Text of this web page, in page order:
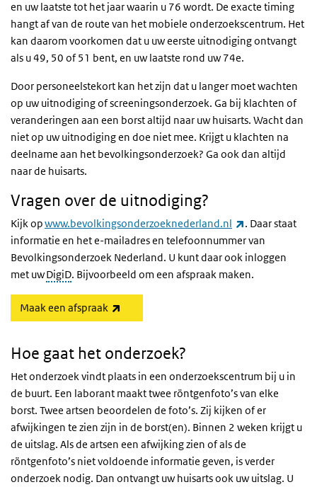
en uw laatste tot het jaar waarin u 76 wordt. De exacte timing
hangt af van de route van het mobiele onderzoekscentrum. Het
kan daarom voorkomen dat u uw eerste uitnodiging ontvangt
als u 49, 50 of 51 bent, en uw laatste rond uw 74e.
Door personeelstekort kan het zijn dat u langer moet wachten
op uw uitnodiging of screeningsonderzoek. Ga bij klachten of
veranderingen aan een borst altijd naar uw huisarts. Wacht dan
niet op uw uitnodiging en doe niet mee. Krijgt u klachten na
deelname aan het bevolkingsonderzoek? Ga ook dan altijd
naar de huisarts.
Vragen over de uitnodiging?
Kijk opwww.bevolkingsonderzoeknederland.nl (externe link)
. Daar staat
informatie en het e-mailadres en telefoonnummer van
Bevolkingsonderzoek Nederland. U kunt daar ook inloggen
met uwDigiD. Bijvoorbeeld om een afspraak maken.
Maak een afspraak
Hoe gaat het onderzoek?
Het onderzoek vindt plaats in een onderzoekscentrum bij u in
de buurt. Een laborant maakt twee röntgenfoto’s van elke
borst. Twee artsen beoordelen de foto’s. Zij kijken of er
afwijkingen te zien zijn in de borst(en). Binnen 2 weken krijgt u
de uitslag. Als de artsen een afwijking zien of als de
röntgenfoto’s niet voldoende informatie geven, is verder
onderzoek nodig. Dan ontvangt uw huisarts ook uw uitslag. U